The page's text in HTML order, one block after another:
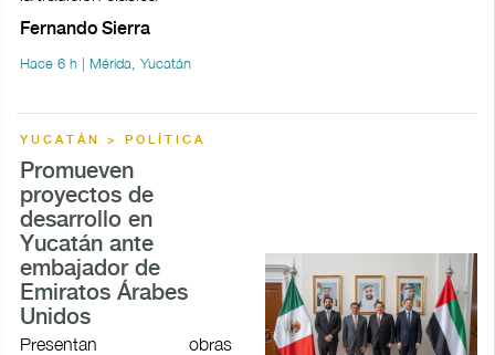
Fernando Sierra
Hace 6 h | Mérida, Yucatán
YUCATÁN > POLÍTICA
Promueven
proyectos de
desarrollo en
Yucatán ante
embajador de
Emiratos Árabes
Unidos
Presentan obras